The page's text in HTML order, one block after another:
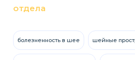
отдела
болезненность в шее шейные